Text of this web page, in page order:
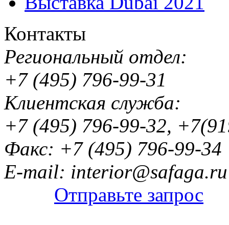
Контакты
Региональный отдел:
+7 (495) 796-99-31
Клиентская служба:
+7 (495) 796-99-32,
Факс: +7 (495) 796-99-34
E-mail: interior@safaga.ru
Отправьте запрос